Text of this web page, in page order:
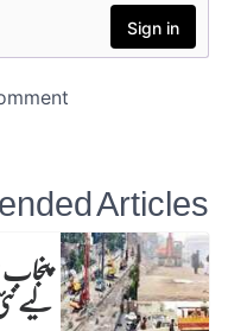
Articles
لیے